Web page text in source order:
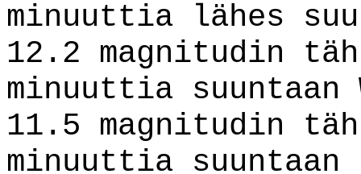
minuuttia lähes
12.2 magnitudin
minuuttia suuntaan
11.5 magnitudin
minuuttia suuntaan